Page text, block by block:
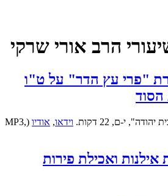
הרב אורי שרקי
"פרי עץ הדר" על ט"ו
י-ם, 22 דקות. וידאו, אודיו (MP3,
ואכילת פירות